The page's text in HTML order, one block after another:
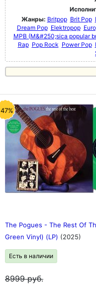
Жанры: Britpop Brit Pop
Dream Pop Elektropop
MPB (M&#250;sica popular
Rap Pop Rock Power Pop
The Pogues - The Rest Of
Green Vinyl) (LP) (2025)
Есть в наличии
8999руб.